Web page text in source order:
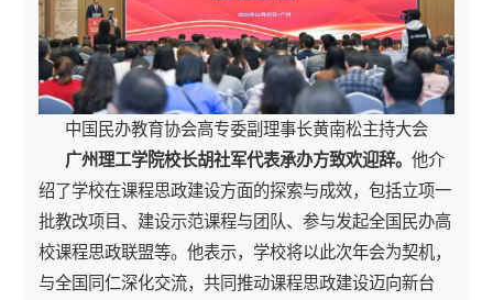
中国民办教育协会高专委副理事长黄南松主持大会
广州理工学院校长胡社军代表承办方致欢迎辞。他介
绍了学校在课程思政建设方面的探索与成效，包括立项一
批教改项目、建设示范课程与团队、参与发起全国民办高
校课程思政联盟等。他表示，学校将以此次年会为契机，
与全国同仁深化交流，共同推动课程思政建设迈向新台